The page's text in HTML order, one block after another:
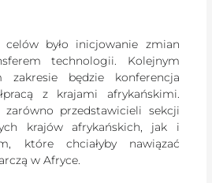
było inicjowanie zmian
technologii. Kolejnym
będzie konferencja
z krajami afrykańskimi.
zarówno przedstawicieli sekcji
krajów afrykańskich, jak i
które chciałyby nawiązać
w Afryce.